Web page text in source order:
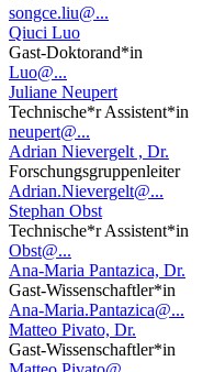
songce.liu@...
Qiuci Luo
Gast-Doktorand*in
Luo@...
Juliane Neupert
Technische*r Assistent*in
neupert@...
Adrian Nievergelt , Dr.
Forschungsgruppenleiter
Adrian.Nievergelt@...
Stephan Obst
Technische*r Assistent*in
Obst@...
Ana-Maria Pantazica, Dr.
Gast-Wissenschaftler*in
Ana-Maria.Pantazica@...
Matteo Pivato, Dr.
Gast-Wissenschaftler*in